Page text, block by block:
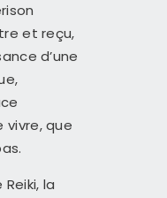
et reçu,
d’une
vivre, que
la